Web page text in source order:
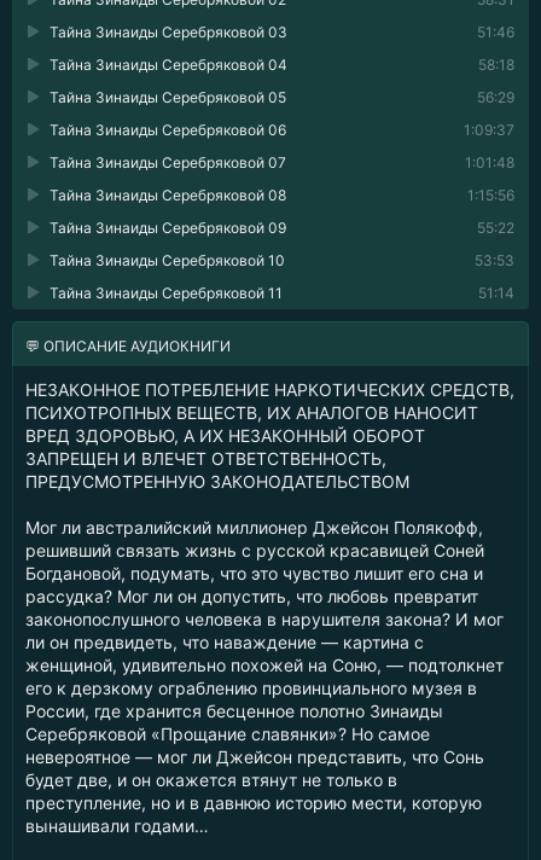
51:46
Тайна Зинаиды Серебряковой 03
58:18
Тайна Зинаиды Серебряковой 04
56:29
Тайна Зинаиды Серебряковой 05
1:09:37
Тайна Зинаиды Серебряковой 06
1:01:48
Тайна Зинаиды Серебряковой 07
1:15:56
Тайна Зинаиды Серебряковой 08
55:22
Тайна Зинаиды Серебряковой 09
53:53
Тайна Зинаиды Серебряковой 10
51:14
Тайна Зинаиды Серебряковой 11
💬 ОПИСАНИЕ АУДИОКНИГИ
НЕЗАКОННОЕ ПОТРЕБЛЕНИЕ НАРКОТИЧЕСКИХ СРЕДСТВ,
ПСИХОТРОПНЫХ ВЕЩЕСТВ, ИХ АНАЛОГОВ НАНОСИТ
ВРЕД ЗДОРОВЬЮ, А ИХ НЕЗАКОННЫЙ ОБОРОТ
ЗАПРЕЩЕН И ВЛЕЧЕТ ОТВЕТСТВЕННОСТЬ,
ПРЕДУСМОТРЕННУЮ ЗАКОНОДАТЕЛЬСТВОМ
Мог ли австралийский миллионер Джейсон Полякофф,
решивший связать жизнь с русской красавицей Соней
Богдановой, подумать, что это чувство лишит его сна и
рассудка? Мог ли он допустить, что любовь превратит
законопослушного человека в нарушителя закона? И мог
ли он предвидеть, что наваждение — картина с
женщиной, удивительно похожей на Соню, — подтолкнет
его к дерзкому ограблению провинциального музея в
России, где хранится бесценное полотно Зинаиды
Серебряковой «Прощание славянки»? Но самое
невероятное — мог ли Джейсон представить, что Сонь
будет две, и он окажется втянут не только в
преступление, но и в давнюю историю мести, которую
вынашивали годами…